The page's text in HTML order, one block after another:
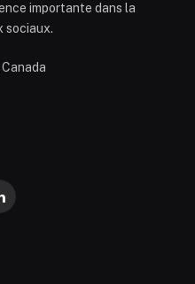
importante dans la
sociaux.